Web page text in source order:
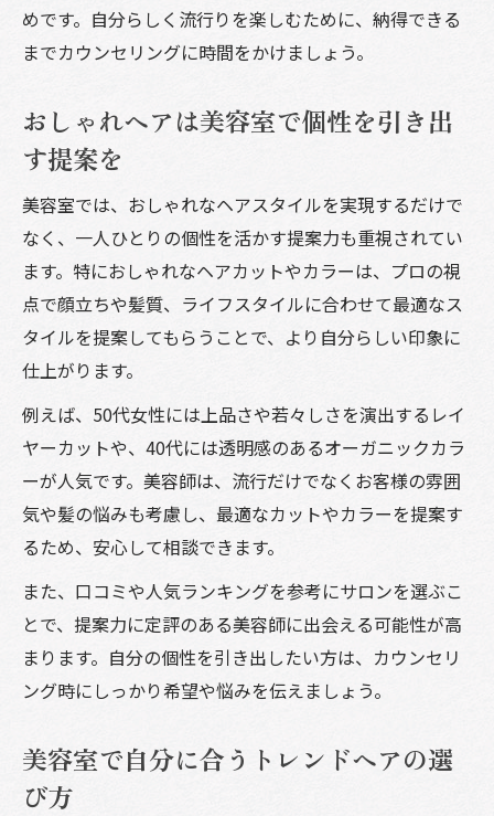
めです。自分らしく流行りを楽しむために、納得できる
までカウンセリングに時間をかけましょう。
おしゃれヘアは美容室で個性を引き出
す提案を
美容室では、おしゃれなヘアスタイルを実現するだけで
なく、一人ひとりの個性を活かす提案力も重視されてい
ます。特におしゃれなヘアカットやカラーは、プロの視
点で顔立ちや髪質、ライフスタイルに合わせて最適なス
タイルを提案してもらうことで、より自分らしい印象に
仕上がります。
例えば、50代女性には上品さや若々しさを演出するレイ
ヤーカットや、40代には透明感のあるオーガニックカラ
ーが人気です。美容師は、流行だけでなくお客様の雰囲
気や髪の悩みも考慮し、最適なカットやカラーを提案す
るため、安心して相談できます。
また、口コミや人気ランキングを参考にサロンを選ぶこ
とで、提案力に定評のある美容師に出会える可能性が高
まります。自分の個性を引き出したい方は、カウンセリ
ング時にしっかり希望や悩みを伝えましょう。
美容室で自分に合うトレンドヘアの選
び方